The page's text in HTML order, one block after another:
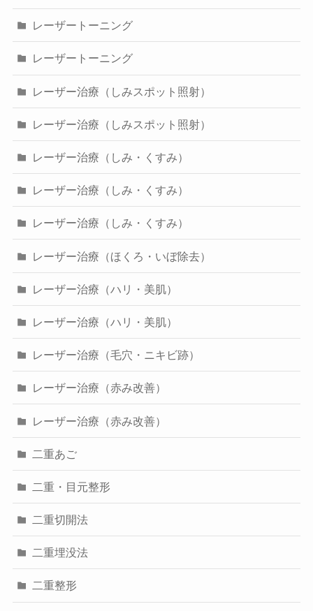
レーザートーニング
レーザートーニング
レーザー治療（しみスポット照射）
レーザー治療（しみスポット照射）
レーザー治療（しみ・くすみ）
レーザー治療（しみ・くすみ）
レーザー治療（しみ・くすみ）
レーザー治療（ほくろ・いぼ除去）
レーザー治療（ハリ・美肌）
レーザー治療（ハリ・美肌）
レーザー治療（毛穴・ニキビ跡）
レーザー治療（赤み改善）
レーザー治療（赤み改善）
二重あご
二重・目元整形
二重切開法
二重埋没法
二重整形